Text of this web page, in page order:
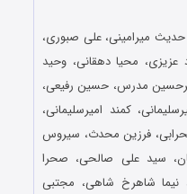
میرامینی، علی صبوری،
عزیزی، محیا دهقانی، وحید
مدرس، حسین رفیعی،
کمند امیرسلیمانی،
فرزین محدث، سیروس
سید علی صالحی، صحرا
نیما شاهرخ شاهی، مجتبی